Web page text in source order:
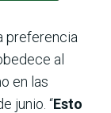
preferencia
al
en las
junio. “Esto